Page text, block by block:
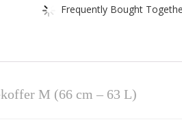
Frequently Bought
M (66 cm – 63 L)